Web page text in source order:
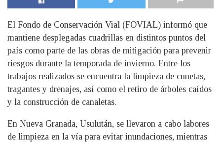
El Fondo de Conservación Vial (FOVIAL) informó que
mantiene desplegadas cuadrillas en distintos puntos del
país como parte de las obras de mitigación para prevenir
riesgos durante la temporada de invierno. Entre los
trabajos realizados se encuentra la limpieza de cunetas,
tragantes y drenajes, así como el retiro de árboles caídos
y la construcción de canaletas.
En Nueva Granada, Usulután, se llevaron a cabo labores
de limpieza en la vía para evitar inundaciones, mientras